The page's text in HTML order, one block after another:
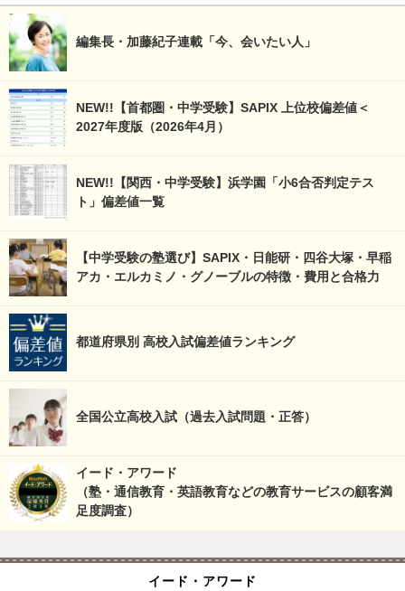
編集長・加藤紀子連載「今、会いたい人」
NEW!!【首都圏・中学受験】SAPIX 上位校偏差値＜
2027年度版（2026年4月）
NEW!!【関西・中学受験】浜学園「小6合否判定テス
ト」偏差値一覧
【中学受験の塾選び】SAPIX・日能研・四谷大塚・早稲
アカ・エルカミノ・グノーブルの特徴・費用と合格力
都道府県別 高校入試偏差値ランキング
全国公立高校入試（過去入試問題・正答）
イード・アワード
（塾・通信教育・英語教育などの教育サービスの顧客満
足度調査）
イード・アワード